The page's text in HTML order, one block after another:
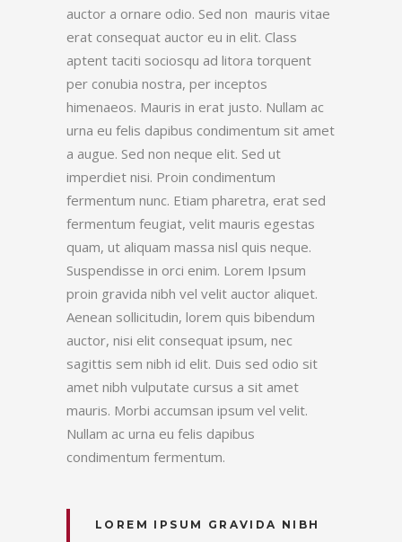
auctor a ornare odio. Sed non mauris vitae
erat consequat auctor eu in elit. Class
aptent taciti sociosqu ad litora torquent
per conubia nostra, per inceptos
himenaeos. Mauris in erat justo. Nullam ac
urna eu felis dapibus condimentum sit amet
a augue. Sed non neque elit. Sed ut
imperdiet nisi. Proin condimentum
fermentum nunc. Etiam pharetra, erat sed
fermentum feugiat, velit mauris egestas
quam, ut aliquam massa nisl quis neque.
Suspendisse in orci enim. Lorem Ipsum
proin gravida nibh vel velit auctor aliquet.
Aenean sollicitudin, lorem quis bibendum
auctor, nisi elit consequat ipsum, nec
sagittis sem nibh id elit. Duis sed odio sit
amet nibh vulputate cursus a sit amet
mauris. Morbi accumsan ipsum vel velit.
Nullam ac urna eu felis dapibus
condimentum fermentum.
LOREM IPSUM GRAVIDA NIBH